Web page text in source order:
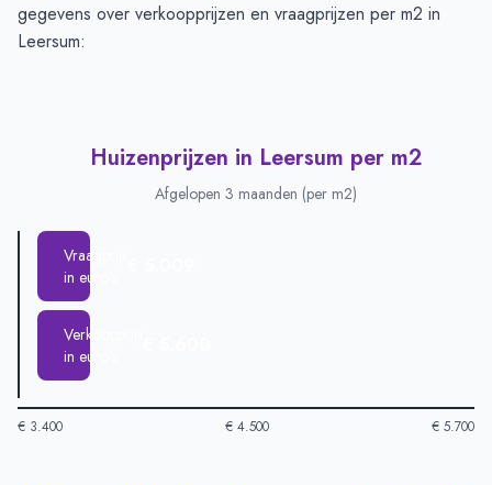
gegevens over verkoopprijzen en vraagprijzen per m2 in
Leersum:
Huizenprijzen in Leersum per m2
Afgelopen 3 maanden (per m2)
Vraagprijs
in euro's
Verkoopprijs
in euro's
€ 3.400 € 4.500 € 5.700